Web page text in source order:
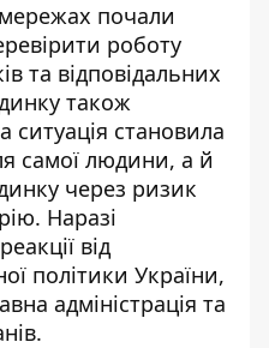
почали
роботу
та відповідальних
також
становила
самої людини, а й
через ризик
Наразі
від
політики України,
адміністрація та